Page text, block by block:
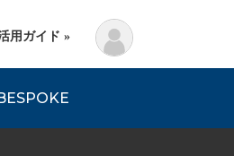
REPORTS
用ガイド »